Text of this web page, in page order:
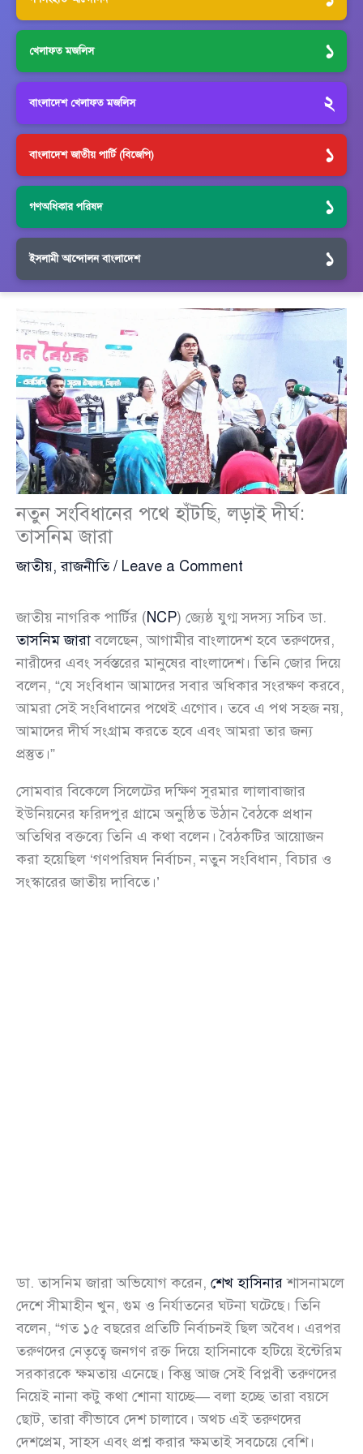
খেলাফত মজলিস ১
বাংলাদেশ খেলাফত মজলিস ২
বাংলাদেশ জাতীয় পার্টি (বিজেপি) ১
গণঅধিকার পরিষদ ১
ইসলামী আন্দোলন বাংলাদেশ ১
নতুন সংবিধানের পথে হাঁটছি, লড়াই দীর্ঘ:
তাসনিম জারা
জাতীয়,রাজনীতি/ Leave a Comment
জাতীয় নাগরিক পার্টির (NCP) জ্যেষ্ঠ যুগ্ম সদস্য সচিব ডা.
তাসনিম জারাবলেছেন, আগামীর বাংলাদেশ হবে তরুণদের,
নারীদের এবং সর্বস্তরের মানুষের বাংলাদেশ। তিনি জোর দিয়ে
বলেন, “যে সংবিধান আমাদের সবার অধিকার সংরক্ষণ করবে,
আমরা সেই সংবিধানের পথেই এগোব। তবে এ পথ সহজ নয়,
আমাদের দীর্ঘ সংগ্রাম করতে হবে এবং আমরা তার জন্য
প্রস্তুত।”
সোমবার বিকেলে সিলেটের দক্ষিণ সুরমার লালাবাজার
ইউনিয়নের ফরিদপুর গ্রামে অনুষ্ঠিত উঠান বৈঠকে প্রধান
অতিথির বক্তব্যে তিনি এ কথা বলেন। বৈঠকটির আয়োজন
করা হয়েছিল ‘গণপরিষদ নির্বাচন, নতুন সংবিধান, বিচার ও
সংস্কারের জাতীয় দাবিতে।’
ডা. তাসনিম জারা অভিযোগ করেন, শেখ হাসিনারশাসনামলে
দেশে সীমাহীন খুন, গুম ও নির্যাতনের ঘটনা ঘটেছে। তিনি
বলেন, “গত ১৫ বছরের প্রতিটি নির্বাচনই ছিল অবৈধ। এরপর
তরুণদের নেতৃত্বে জনগণ রক্ত দিয়ে হাসিনাকে হটিয়ে ইন্টেরিম
সরকারকে ক্ষমতায় এনেছে। কিন্তু আজ সেই বিপ্লবী তরুণদের
নিয়েই নানা কটু কথা শোনা যাচ্ছে— বলা হচ্ছে তারা বয়সে
ছোট, তারা কীভাবে দেশ চালাবে। অথচ এই তরুণদের
দেশপ্রেম, সাহস এবং প্রশ্ন করার ক্ষমতাই সবচেয়ে বেশি।